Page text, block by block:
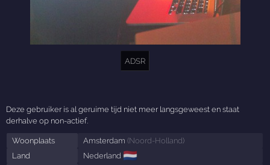
ADSR
Deze gebruiker is al geruime tijd niet meer langsgeweest en staat
derhalve op non-actief.
Woonplaats Amsterdam (Noord-Holland)
Land
Nederland 🇳🇱